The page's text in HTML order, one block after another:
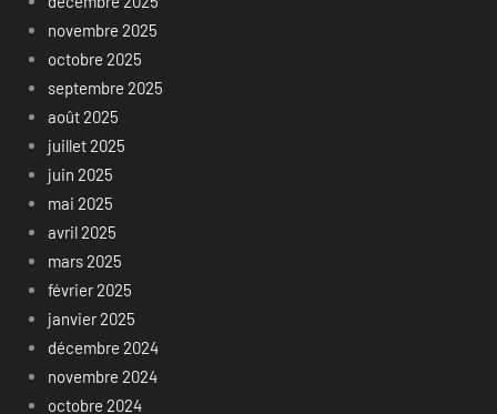
novembre 2025
octobre 2025
septembre 2025
août 2025
juillet 2025
juin 2025
mai 2025
avril 2025
mars 2025
février 2025
janvier 2025
décembre 2024
novembre 2024
octobre 2024